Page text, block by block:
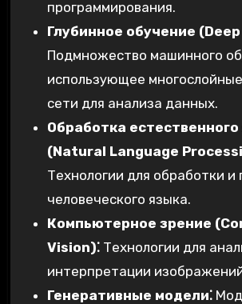
программирования.
Глубинное обучение
Подмножество машинного
использующее
сети для анализа данных.
Обработка
(Natural Language
Технологии для обработки и
человеческого языка.
Компьютерное зрение
Vision)⁚Технологии для
интерпретации
Генеративные модели⁚